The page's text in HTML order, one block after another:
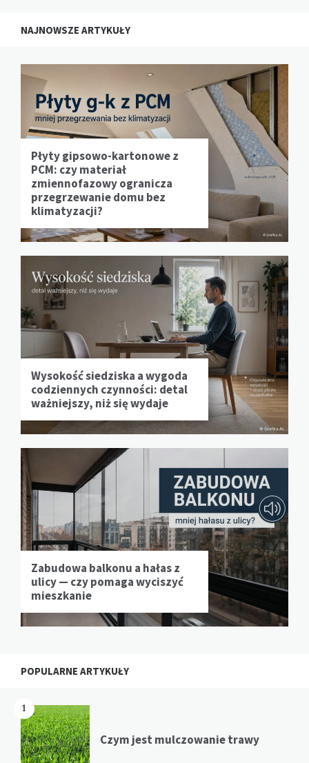
NAJNOWSZE ARTYKUŁY
Płyty gipsowo-kartonowe z
PCM: czy materiał
zmiennofazowy ogranicza
przegrzewanie domu bez
klimatyzacji?
Wysokość siedziska a wygoda
codziennych czynności: detal
ważniejszy, niż się wydaje
Zabudowa balkonu a hałas z
ulicy — czy pomaga wyciszyć
mieszkanie
POPULARNE ARTYKUŁY
1
Czym jest mulczowanie trawy